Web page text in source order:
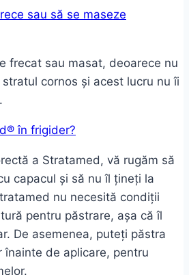
sau să se maseze
frecat sau masat, deoarece nu
cornos și acest lucru nu îi
în frigider?
a Stratamed, vă rugăm să
capacul și să nu îl țineți la
nu necesită condiții
pentru păstrare, așa că îl
De asemenea, puteți păstra
de aplicare, pentru